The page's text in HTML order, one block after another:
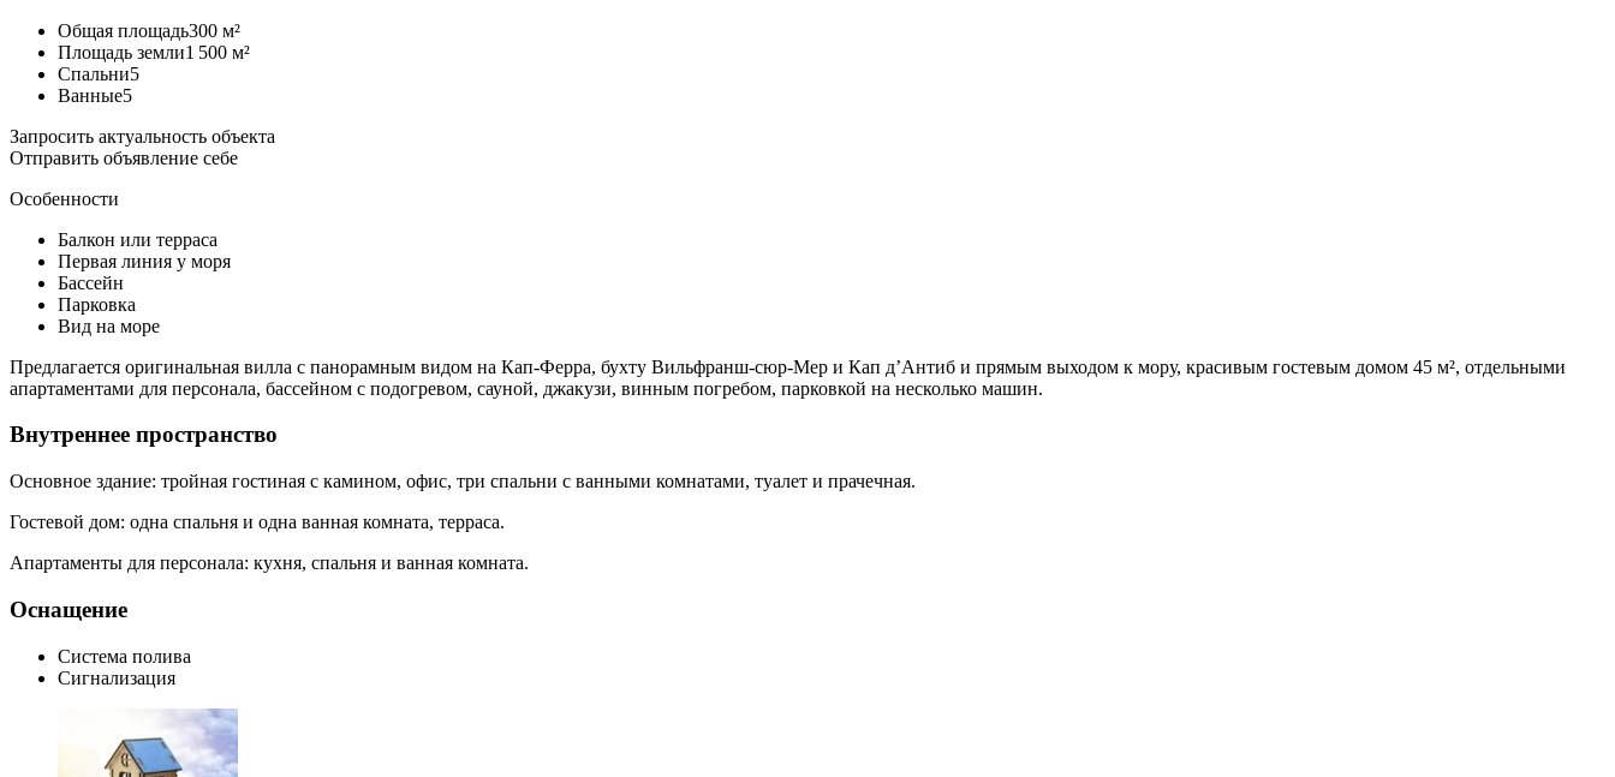
Общая площадь300 м²
Площадь земли1 500 м²
Спальни5
Ванные5
Запросить актуальность объекта
Отправить объявление себе
Особенности
Балкон или терраса
Первая линия у моря
Бассейн
Парковка
Вид на море
Предлагается оригинальная вилла с панорамным видом на Кап-Ферра, бухту Вильфранш-сюр-Мер и Кап д’Антиб и прямым выходом к мору, красивым гостевым домом 45 м², отдельными
апартаментами для персонала, бассейном с подогревом, сауной, джакузи, винным погребом, парковкой на несколько машин.
Внутреннее пространство
Основное здание: тройная гостиная с камином, офис, три спальни с ванными комнатами, туалет и прачечная.
Гостевой дом: одна спальня и одна ванная комната, терраса.
Апартаменты для персонала: кухня, спальня и ванная комната.
Оснащение
Система полива
Сигнализация